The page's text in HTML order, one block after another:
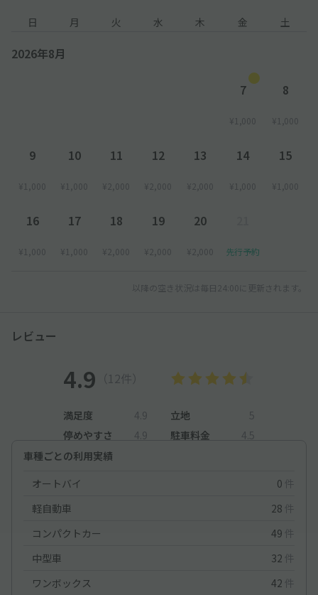
日 月 火 水 木 金 土
2026年8月
7
¥1,000
8
¥1,000
9
¥1,000
10
¥1,000
11
¥2,000
12
¥2,000
13
¥2,000
14
¥1,000
15
¥1,000
16
¥1,000
17
¥1,000
18
¥2,000
19
¥2,000
20
¥2,000 先行予約
以降の空き状況は毎日24:00に更新されます。
レビュー
4.9 （12件）
満足度 4.9 立地
5
停めやすさ
4.9 駐車料金
4.5
車種ごとの利用実績
オートバイ
0 件
軽自動車
28 件
コンパクトカー
49 件
中型車
32 件
ワンボックス
42 件